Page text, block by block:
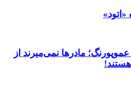
«اتود»
مادرها نمی‌میرند از